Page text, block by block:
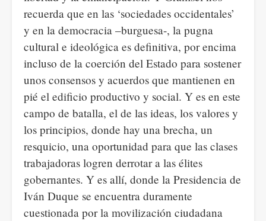
recuerda que en las ‘sociedades occidentales’
y en la democracia –burguesa-, la pugna
cultural e ideológica es definitiva, por encima
incluso de la coerción del Estado para sostener
unos consensos y acuerdos que mantienen en
pié el edificio productivo y social. Y es en este
campo de batalla, el de las ideas, los valores y
los principios, donde hay una brecha, un
resquicio, una oportunidad para que las clases
trabajadoras logren derrotar a las élites
gobernantes. Y es allí, donde la Presidencia de
Iván Duque se encuentra duramente
cuestionada por la movilización ciudadana